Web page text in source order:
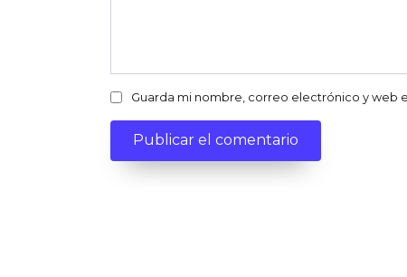
Guarda mi nombre, correo electrónico y web